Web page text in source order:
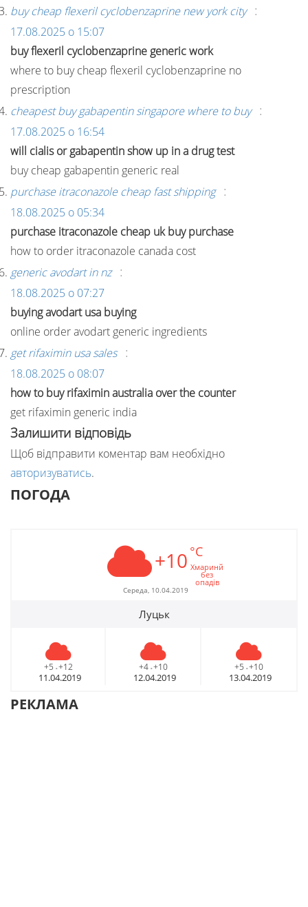
buy cheap flexeril cyclobenzaprine new york city :
17.08.2025 о 15:07
buy flexeril cyclobenzaprine generic work
where to buy cheap flexeril cyclobenzaprine no
prescription
cheapest buy gabapentin singapore where to buy :
17.08.2025 о 16:54
will cialis or gabapentin show up in a drug test
buy cheap gabapentin generic real
purchase itraconazole cheap fast shipping :
18.08.2025 о 05:34
purchase itraconazole cheap uk buy purchase
how to order itraconazole canada cost
generic avodart in nz :
18.08.2025 о 07:27
buying avodart usa buying
online order avodart generic ingredients
get rifaximin usa sales :
18.08.2025 о 08:07
how to buy rifaximin australia over the counter
get rifaximin generic india
Залишити відповідь
Щоб відправити коментар вам необхідно
авторизуватись.
ПОГОДА
+10 °C
Хмаринй
без
опадів
Середа, 10.04.2019
Луцьк
+5 - +12
11.04.2019
+4 - +10
12.04.2019
+5 - +10
13.04.2019
РЕКЛАМА